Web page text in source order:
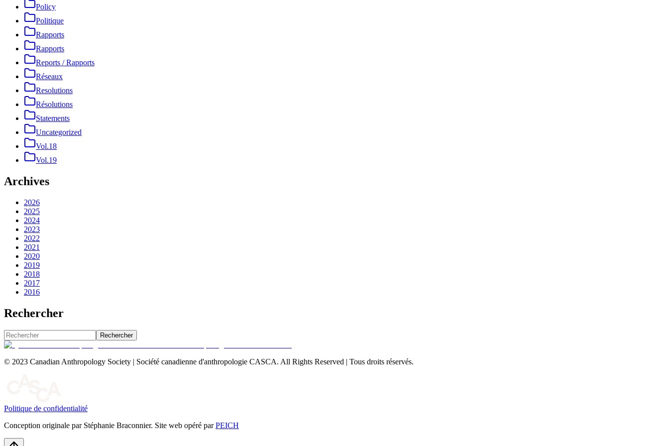
Policy
Politique
Rapports
Rapports
Reports / Rapports
Réseaux
Resolutions
Résolutions
Statements
Uncategorized
Vol.18
Vol.19
Archives
2026
2025
2024
2023
2022
2021
2020
2019
2018
2017
2016
Rechercher
Rechercher
© 2023 Canadian Anthropology Society | Société canadienne d'anthropologie CASCA. All Rights Reserved | Tous droits réservés.
Politique de confidentialité
Conception originale par Stéphanie Braconnier. Site web opéré parPEICH